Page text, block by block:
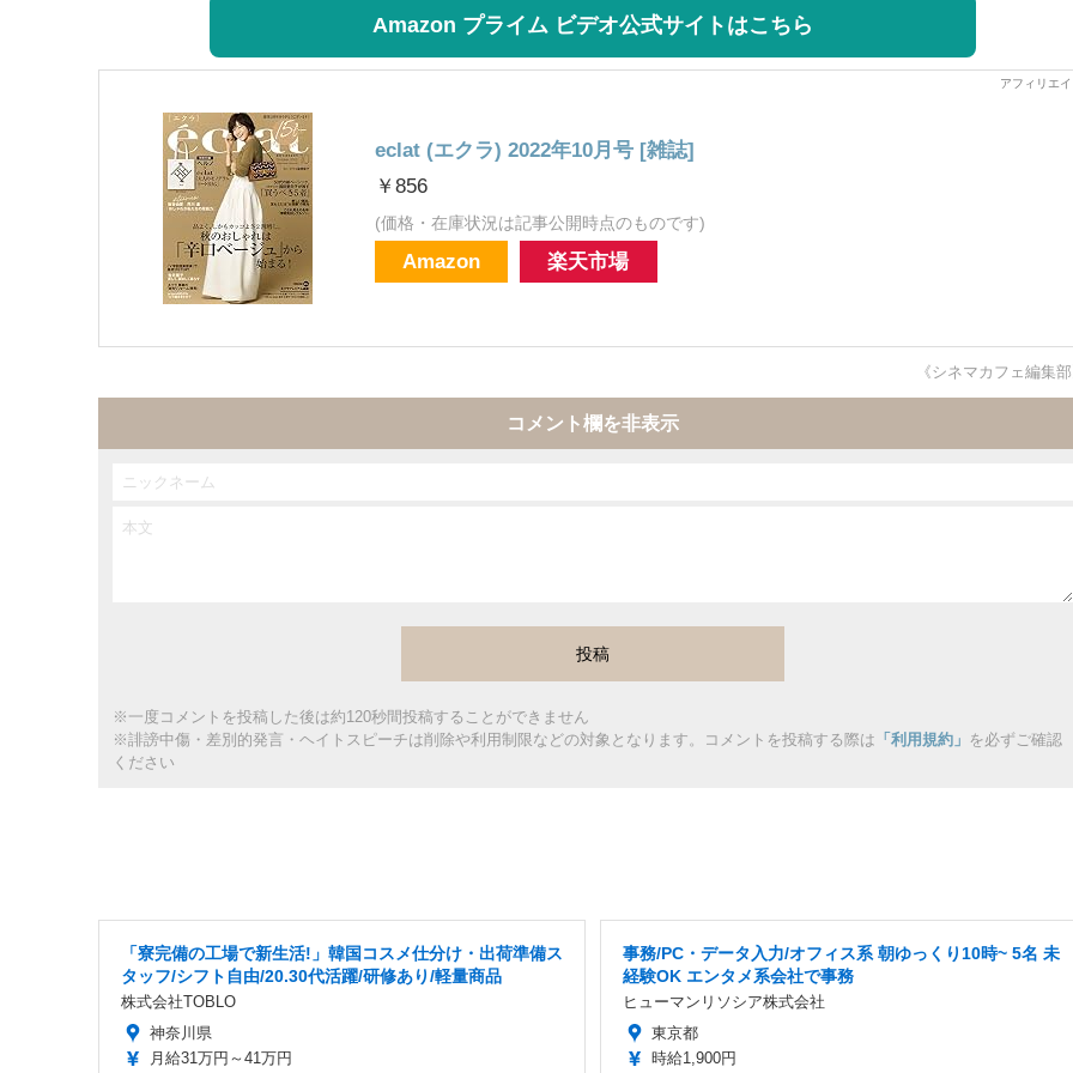
Amazon プライム ビデオ公式サイトはこちら
eclat (エクラ) 2022年10月号 [雑誌]
￥856
(価格・在庫状況は記事公開時点のものです)
Amazon 楽天市場
《シネマカフェ編集
コメント欄を非表示
※一度コメントを投稿した後は約120秒間投稿することができません
※誹謗中傷・差別的発言・ヘイトスピーチは削除や利用制限などの対象となります。コメントを投稿する際は 「利用規約」 を必ずご確認
ください
「寮完備の工場で新生活!」韓国コスメ仕分け・出荷準備ス
タッフ/シフト自由/20.30代活躍/研修あり/軽量商品
株式会社TOBLO
神奈川県
月給31万円～41万円
事務/PC・データ入力/オフィス系 朝ゆっくり10時~ 5名 未
経験OK エンタメ系会社で事務
ヒューマンリソシア株式会社
東京都
時給1,900円